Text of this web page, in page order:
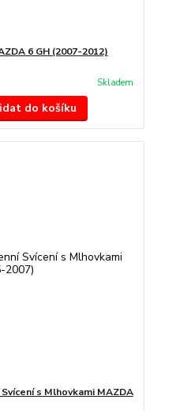
6 GH (2007-2012)
Skladem
do košíku
s Mlhovkami MAZDA